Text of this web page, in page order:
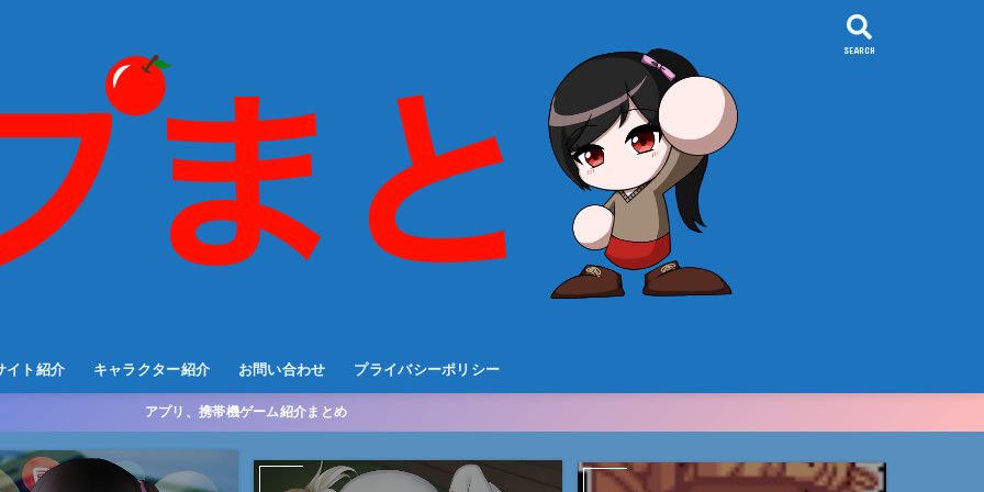
イト紹介 キャラクター紹介 お問い合わせ プライバシーポリシー
SEARCH
アプリ、携帯機ゲーム紹介まとめ